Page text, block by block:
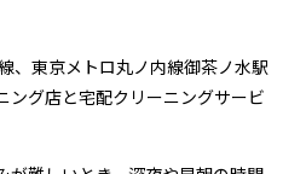
、東京メトロ丸ノ内線御茶ノ水駅
ング店と宅配クリーニングサービ